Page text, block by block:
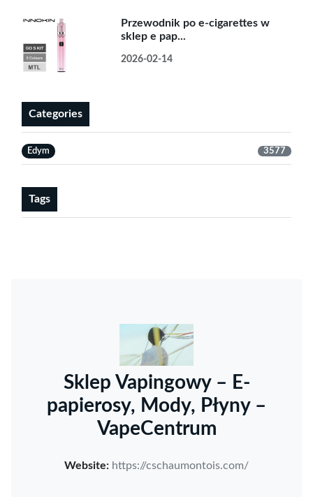
Przewodnik po e-cigarettes w
sklep e pap...
2026-02-14
Categories
Edym 3577
Tags
Sklep Vapingowy – E-
papierosy, Mody, Płyny –
VapeCentrum
Website: https://cschaumontois.com/